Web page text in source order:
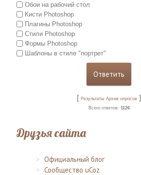
Обои на рабочий стол
Кисти Photoshop
Плагины Photoshop
Стили Photoshop
Формы Photoshop
Шаблоны в стиле "портрет"
[ Результаты Архив опросов ]
Всего ответов: 1126
Друзья сайта
Официальный блог
Сообщество uCoz